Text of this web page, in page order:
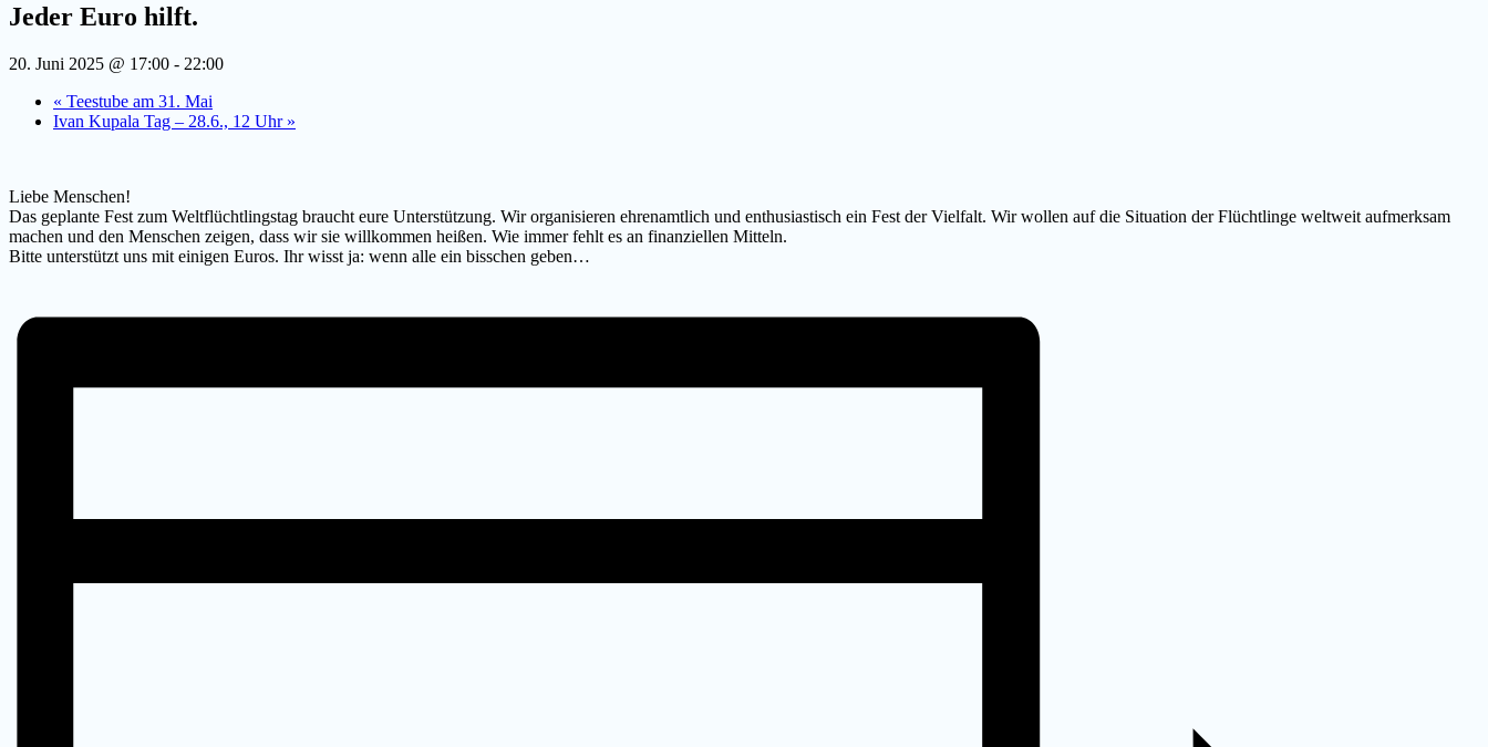
Jeder Euro hilft.
20. Juni 2025 @ 17:00 - 22:00
« Teestube am 31. Mai
Ivan Kupala Tag – 28.6., 12 Uhr »
Liebe Menschen!
Das geplante Fest zum Weltflüchtlingstag braucht eure Unterstützung. Wir organisieren ehrenamtlich und enthusiastisch ein Fest der Vielfalt. Wir wollen auf die Situation der Flüchtlinge weltweit aufmerksam
machen und den Menschen zeigen, dass wir sie willkommen heißen. Wie immer fehlt es an finanziellen Mitteln.
Bitte unterstützt uns mit einigen Euros. Ihr wisst ja: wenn alle ein bisschen geben…